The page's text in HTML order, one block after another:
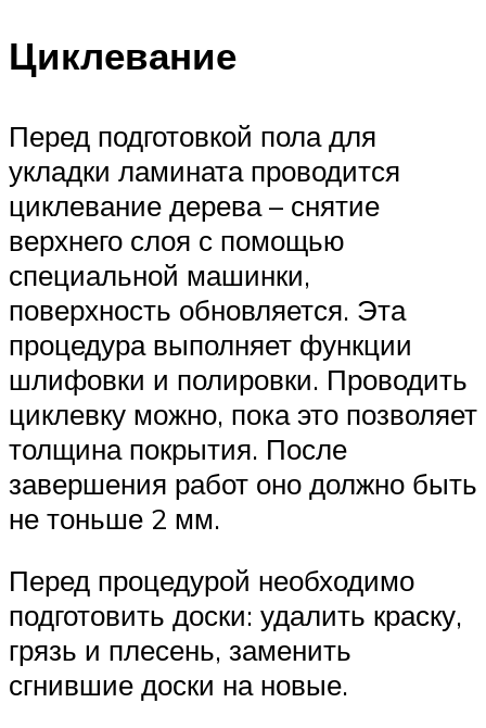
Циклевание
Перед подготовкой пола для
укладки ламината проводится
циклевание дерева – снятие
верхнего слоя с помощью
специальной машинки,
поверхность обновляется. Эта
процедура выполняет функции
шлифовки и полировки. Проводить
циклевку можно, пока это позволяет
толщина покрытия. После
завершения работ оно должно быть
не тоньше 2 мм.
Перед процедурой необходимо
подготовить доски: удалить краску,
грязь и плесень, заменить
сгнившие доски на новые.